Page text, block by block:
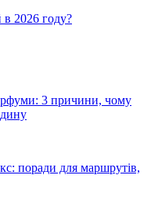
2026 году?
3 причини, чому
поради для маршрутів,